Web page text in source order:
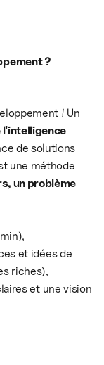
?
! Un
l'intelligence
de solutions
une méthode
un problème
et idées de
riches),
et une vision